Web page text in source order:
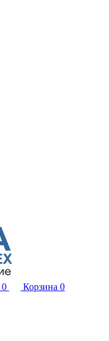
0 Корзина 0